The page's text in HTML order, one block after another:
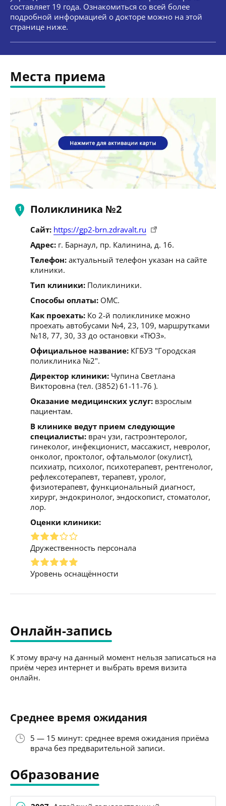
составляет 19 года. Ознакомиться со всей более
подробной информацией о докторе можно на этой
странице ниже.
Места приема
Поликлиника №2
Сайт: https://gp2-brn.zdravalt.ru
Адрес: г. Барнаул, пр. Калинина, д. 16.
Телефон: актуальный телефон указан на сайте
клиники.
Тип клиники: Поликлиники.
Способы оплаты: ОМС.
Как проехать: Ко 2-й поликлинике можно
проехать автобусами №4, 23, 109, маршрутками
№18, 77, 30, 33 до остановки «ТЮЗ».
Официальное название: КГБУЗ "Городская
поликлиника №2".
Директор клиники: Чупина Светлана
Викторовна (тел. (3852) 61-11-76 ).
Оказание медицинских услуг: взрослым
пациентам.
В клинике ведут прием следующие
специалисты: врач узи, гастроэнтеролог,
гинеколог, инфекционист, массажист, невролог,
онколог, проктолог, офтальмолог (окулист),
психиатр, психолог, психотерапевт, рентгенолог,
рефлексотерапевт, терапевт, уролог,
физиотерапевт, функциональный диагност,
хирург, эндокринолог, эндоскопист, стоматолог,
лор.
Оценки клиники:
Дружественность персонала
Уровень оснащённости
Онлайн-запись
К этому врачу на данный момент нельзя записаться на
приём через интернет и выбрать время визита
онлайн.
Среднее время ожидания
5 — 15 минут: среднее время ожидания приёма
врача без предварительной записи.
Образование